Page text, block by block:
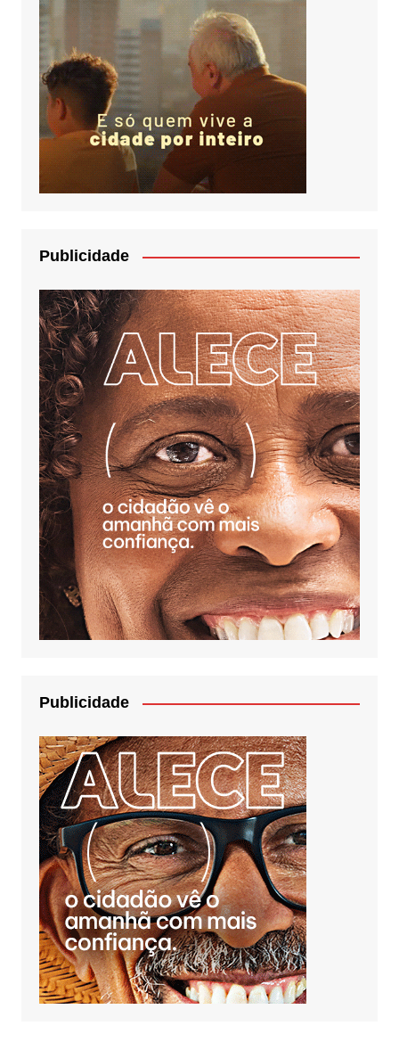
Publicidade
Publicidade